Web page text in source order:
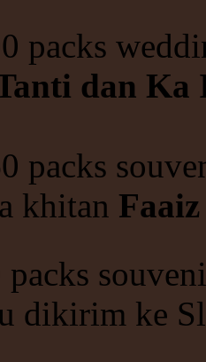
packs
dan Ka
packs
khitan
packs
dikirim ke